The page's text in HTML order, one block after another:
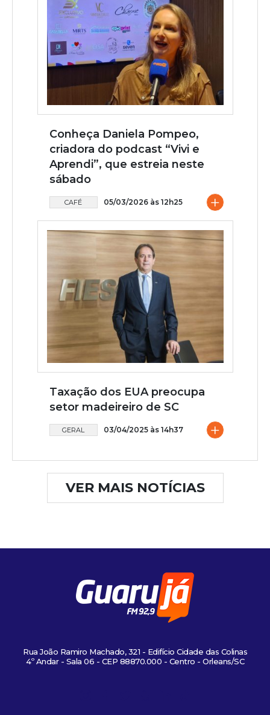
Conheça Daniela Pompeo,
criadora do podcast “Vivi e
Aprendi”, que estreia neste
sábado
CAFÉ 05/03/2026 às 12h25 +
Taxação dos EUA preocupa
setor madeireiro de SC
GERAL 03/04/2025 às 14h37 +
VER MAIS NOTÍCIAS
Rua João Ramiro Machado, 321 - Edifício Cidade das Colinas
4º Andar - Sala 06 - CEP 88870.000 - Centro - Orleans/SC